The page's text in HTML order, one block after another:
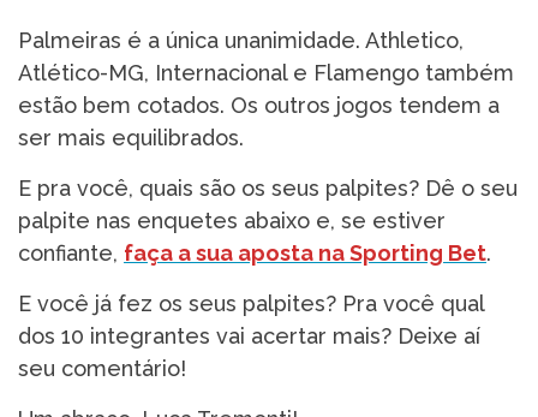
Palmeiras é a única unanimidade. Athletico,
Atlético-MG, Internacional e Flamengo também
estão bem cotados. Os outros jogos tendem a
ser mais equilibrados.
E pra você, quais são os seus palpites? Dê o seu
palpite nas enquetes abaixo e, se estiver
confiante, faça a sua aposta na Sporting Bet.
E você já fez os seus palpites? Pra você qual
dos 10 integrantes vai acertar mais? Deixe aí
seu comentário!